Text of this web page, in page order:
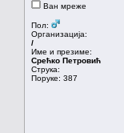
Ван мреже
Пол:
Организација:
/
Име и презиме:
Срећко Петровић
Струка:
Поруке: 387